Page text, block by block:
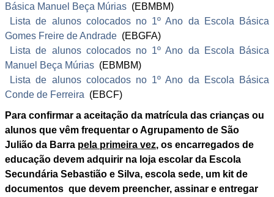
Básica Manuel Beça Múrias (EBMBM)
Lista de alunos colocados no 1º Ano da Escola Básica
Gomes Freire de Andrade (EBGFA)
Lista de alunos colocados no 1º Ano da Escola Básica
Manuel Beça Múrias (EBMBM)
Lista de alunos colocados no 1º Ano da Escola Básica
Conde de Ferreira (EBCF)
Para confirmar a aceitação da matrícula das crianças ou
alunos que vêm frequentar o Agrupamento de São
Julião da Barra pela primeira vez, os encarregados de
educação devem adquirir na loja escolar da Escola
Secundária Sebastião e Silva, escola sede, um kit de
documentos que devem preencher, assinar e entregar